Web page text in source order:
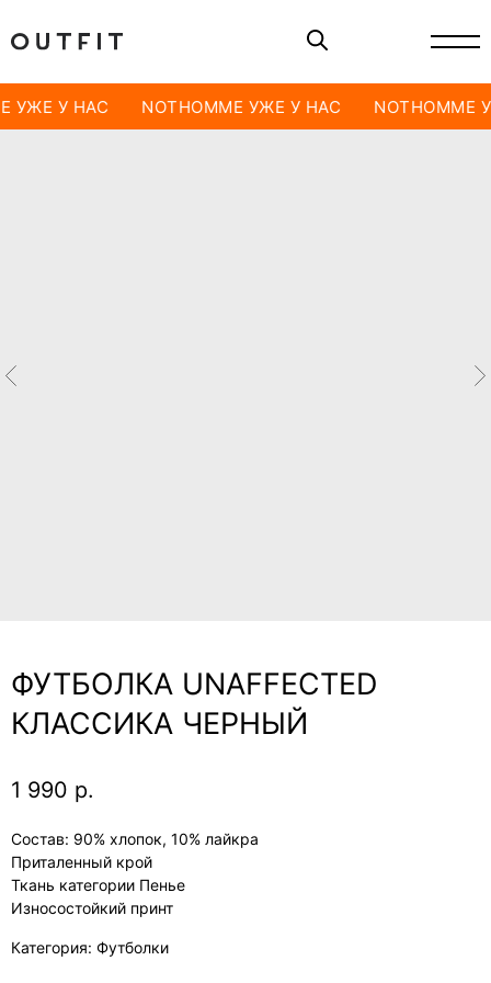
УЖЕ У НАС NOTHOMME УЖЕ У НАС NOTHOMME
ФУТБОЛКА UNAFFECTED
КЛАССИКА ЧЕРНЫЙ
1 990 р.
Состав: 90% хлопок, 10% лайкра
Приталенный крой
Ткань категории Пенье
Износостойкий принт
Категория: Футболки